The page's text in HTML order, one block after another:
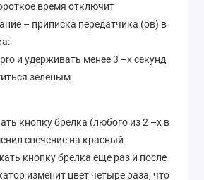
время отключит
– приписка передатчика (ов) в
и удерживать менее 3 –х секунд
зеленым
кнопку брелка (любого из 2 –х в
свечение на красный
кнопку брелка еще раз и после
изменит цвет четыре раза, что